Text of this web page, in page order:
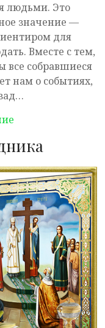
людьми. Это
значение —
для
Вместе с тем,
все собравшиеся
нам о событиях,